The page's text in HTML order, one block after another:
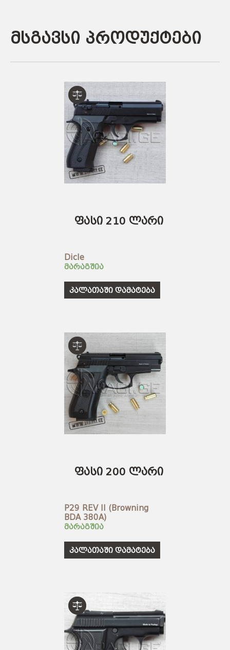
მსგავსი პროდუქტები
ფასი 210 ლარი
Dicle
მარაგშია
კალათაში დამატება
ფასი 200 ლარი
P29 REV II (Browning
BDA 380A)
მარაგშია
კალათაში დამატება